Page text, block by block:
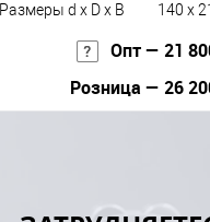
Размеры d x D x B
140 x
Опт — 21
Розница — 26
Купить в 1 клик